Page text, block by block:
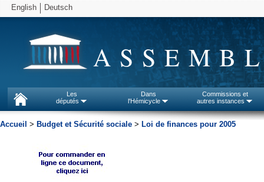
English Deutsch
Les
députés
Dans
l'Hémicycle
Commissions et
autres instances
Accueil > Budget et Sécurité sociale > Loi de finances pour 2005